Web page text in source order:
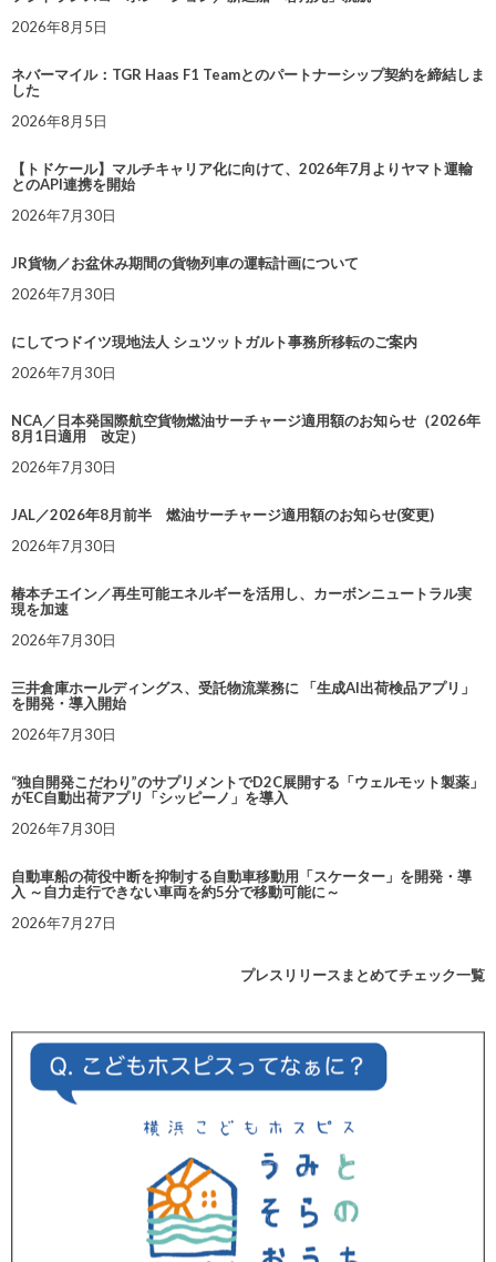
2026年8月5日
ネバーマイル：TGR Haas F1 Teamとのパートナーシップ契約を締結しま
した
2026年8月5日
【トドケール】マルチキャリア化に向けて、2026年7月よりヤマト運輸
とのAPI連携を開始
2026年7月30日
JR貨物／お盆休み期間の貨物列車の運転計画について
2026年7月30日
にしてつドイツ現地法人 シュツットガルト事務所移転のご案内
2026年7月30日
NCA／日本発国際航空貨物燃油サーチャージ適用額のお知らせ（2026年
8月1日適用 改定）
2026年7月30日
JAL／2026年8月前半 燃油サーチャージ適用額のお知らせ(変更)
2026年7月30日
椿本チエイン／再生可能エネルギーを活用し、カーボンニュートラル実
現を加速
2026年7月30日
三井倉庫ホールディングス、受託物流業務に 「生成AI出荷検品アプリ」
を開発・導入開始
2026年7月30日
“独自開発こだわり”のサプリメントでD2C展開する「ウェルモット製薬」
がEC自動出荷アプリ「シッピーノ」を導入
2026年7月30日
自動車船の荷役中断を抑制する自動車移動用「スケーター」を開発・導
入 ～自力走行できない車両を約5分で移動可能に～
2026年7月27日
プレスリリースまとめてチェック一覧